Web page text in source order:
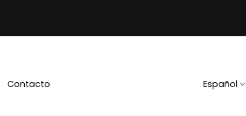
Contacto Español